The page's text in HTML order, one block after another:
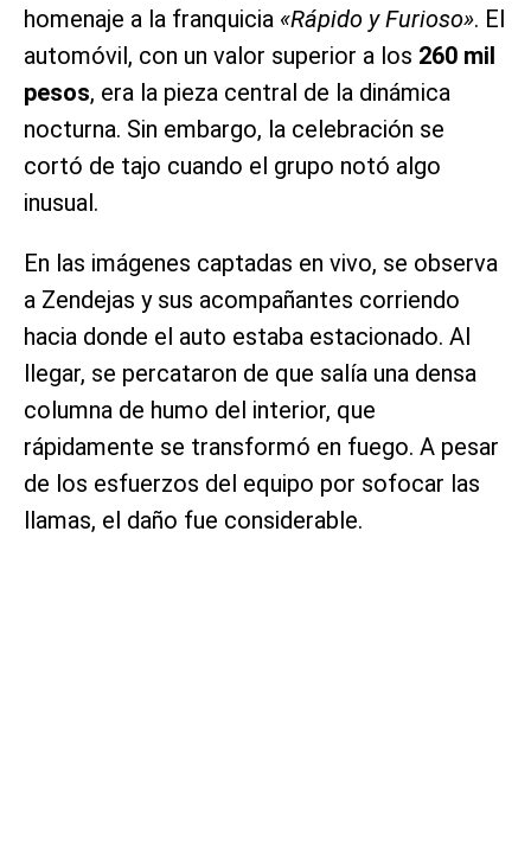
homenaje a la franquicia «Rápido y Furioso». El
automóvil, con un valor superior a los 260 mil
pesos, era la pieza central de la dinámica
nocturna. Sin embargo, la celebración se
cortó de tajo cuando el grupo notó algo
inusual.
En las imágenes captadas en vivo, se observa
a Zendejas y sus acompañantes corriendo
hacia donde el auto estaba estacionado. Al
llegar, se percataron de que salía una densa
columna de humo del interior, que
rápidamente se transformó en fuego. A pesar
de los esfuerzos del equipo por sofocar las
llamas, el daño fue considerable.